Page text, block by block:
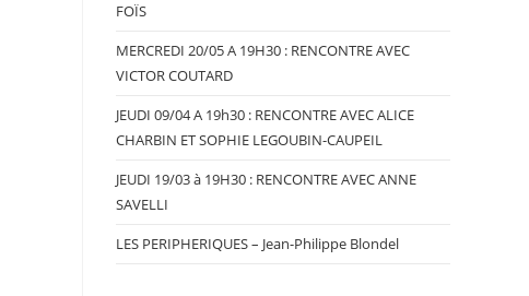
FOÏS
MERCREDI 20/05 A 19H30 : RENCONTRE AVEC
VICTOR COUTARD
JEUDI 09/04 A 19h30 : RENCONTRE AVEC ALICE
CHARBIN ET SOPHIE LEGOUBIN-CAUPEIL
JEUDI 19/03 à 19H30 : RENCONTRE AVEC ANNE
SAVELLI
LES PERIPHERIQUES – Jean-Philippe Blondel